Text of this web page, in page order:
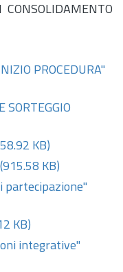
PROCEDURA"
SORTEGGIO
KB)
(915.58 KB)
partecipazione"
KB)
integrative"